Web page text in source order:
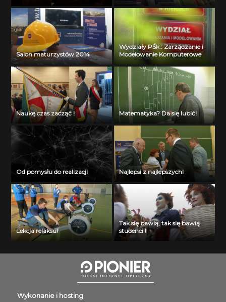
Salon maturzystów 2014
Wydziały PŚk.: Zarządzanie i
Modelowanie Komputerowe
Naukę czas zacząć ! Matematyka? Da się lubić!
Od pomysłu do realizacji Najlepsi z najlepszych!
Lekcja relaksu!
Tak się bawią, tak się bawią
studenci !
Wykonanie i hosting